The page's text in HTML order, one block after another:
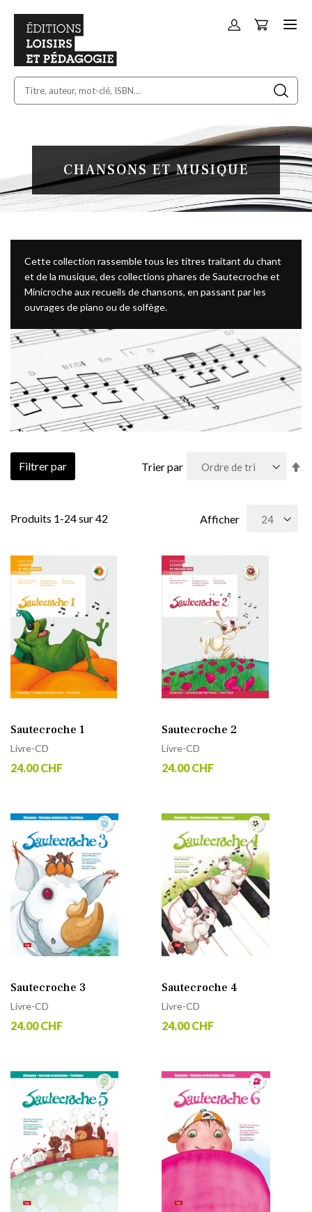
Allez
Panier
CHANSONS ET MUSIQUE
Cette collection rassemble tous les titres traitant du chant
et de la musique, des collections phares de Sautecroche et
Minicroche aux recueils de chansons, en passant par les
ouvrages de piano ou de solfège.
Produits 1-24sur42 Afficher
Trier par
Sautecroche 1
Livre-CD
24.00 CHF
Sautecroche 2
Livre-CD
24.00 CHF
Sautecroche 3
Livre-CD
24.00 CHF
Sautecroche 4
Livre-CD
24.00 CHF
Filtrer par